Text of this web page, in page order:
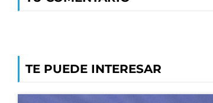
TE PUEDE INTERESAR